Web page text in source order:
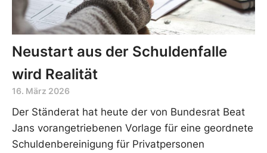
Neustart aus der Schuldenfalle
wird Realität
16. März 2026
Der Ständerat hat heute der von Bundesrat Beat
Jans vorangetriebenen Vorlage für eine geordnete
Schuldenbereinigung für Privatpersonen